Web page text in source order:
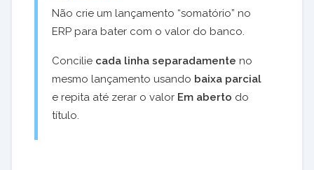
Não crie um lançamento “somatório” no
ERP para bater com o valor do banco.
Concilie cada linha separadamente no
mesmo lançamento usando baixa parcial
e repita até zerar o valor Em aberto do
título.